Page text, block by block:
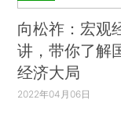
向松祚：宏观
讲，带你了解
经济大局
2022年04月06日